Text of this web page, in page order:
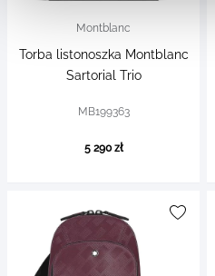
Montblanc
Torba listonoszka Montblanc
Sartorial Trio
MB199363
5 290 zł